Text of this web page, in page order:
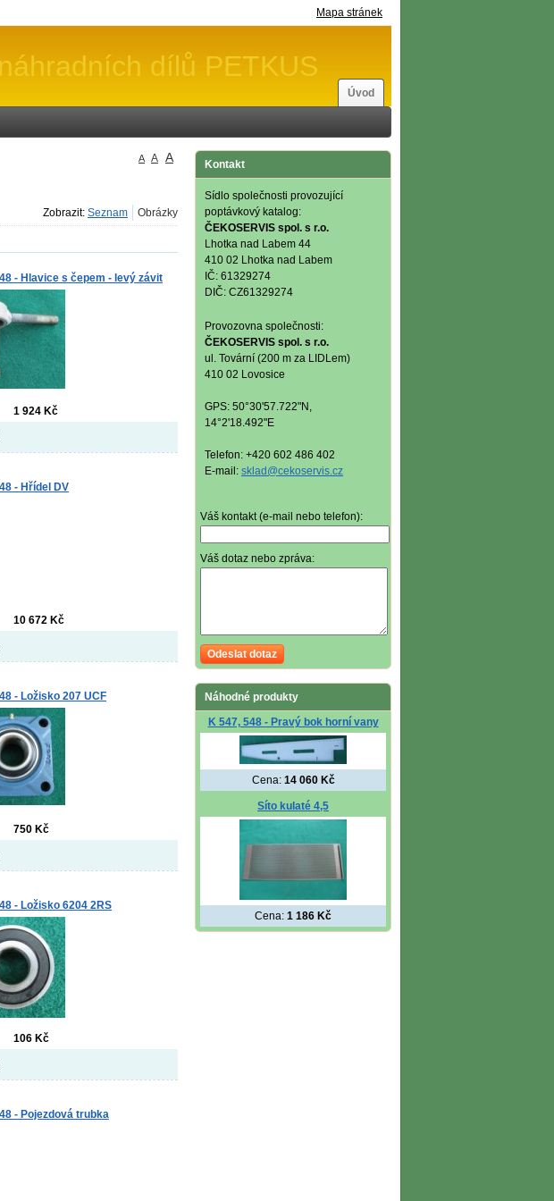
Mapa stránek
dílů PETKUS
Úvod
A A A
Zobrazit:
- Hlavice s čepem - levý závit
1 924 Kč
- Hřídel DV
10 672 Kč
- Ložisko 207 UCF
750 Kč
- Ložisko 6204 2RS
106 Kč
- Pojezdová trubka
Kontakt
Sídlo společnosti provozující
poptávkový katalog:
ČEKOSERVIS spol. s r.o.
Lhotka nad Labem 44
410 02 Lhotka nad Labem
IČ: 61329274
DIČ: CZ61329274
Provozovna společnosti:
ČEKOSERVIS spol. s r.o.
ul. Tovární (200 m za LIDLem)
410 02 Lovosice
GPS: 50°30'57.722"N,
14°2'18.492"E
Telefon: +420 602 486 402
E-mail: sklad@cekoservis.cz
Váš kontakt (e-mail nebo telefon):
Váš dotaz nebo zpráva:
Odeslat dotaz
Náhodné produkty
K 547, 548 - Pravý bok horní vany
Cena: 14 060 Kč
Síto kulaté 4,5
Cena: 1 186 Kč